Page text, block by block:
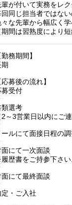
が付いて実務をレク
回同じ担当者ではな
々な先輩から幅広く学
期間は習熟度により短
勤務期間】
応募後の流れ】
募受付
類選考
2～3営業日以内にご
ールにて面接日程の
面にて一次面談
歴書をご持参下さい
面にて最終面談
定・ご入社